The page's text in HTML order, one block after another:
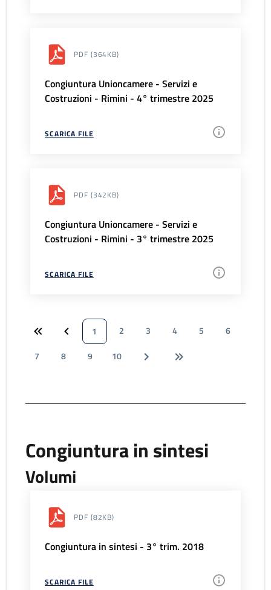
PDF (364KB)
Congiuntura Unioncamere - Servizi e
Costruzioni - Rimini - 4° trimestre 2025
SCARICA FILE
PDF (342KB)
Congiuntura Unioncamere - Servizi e
Costruzioni - Rimini - 3° trimestre 2025
SCARICA FILE
1 2 3 4 5
6
7
8 9 10
Congiuntura in sintesi
Volumi
PDF (82KB)
Congiuntura in sintesi - 3° trim. 2018
SCARICA FILE